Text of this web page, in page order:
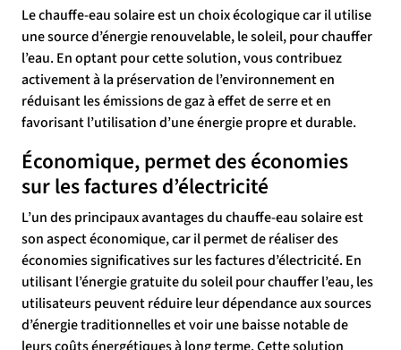
Le chauffe-eau solaire est un choix écologique car il utilise
une source d’énergie renouvelable, le soleil, pour chauffer
l’eau. En optant pour cette solution, vous contribuez
activement à la préservation de l’environnement en
réduisant les émissions de gaz à effet de serre et en
favorisant l’utilisation d’une énergie propre et durable.
Économique, permet des économies
sur les factures d’électricité
L’un des principaux avantages du chauffe-eau solaire est
son aspect économique, car il permet de réaliser des
économies significatives sur les factures d’électricité. En
utilisant l’énergie gratuite du soleil pour chauffer l’eau, les
utilisateurs peuvent réduire leur dépendance aux sources
d’énergie traditionnelles et voir une baisse notable de